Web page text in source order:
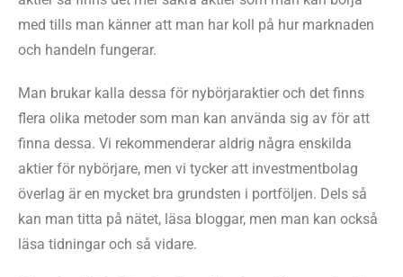
med tills man känner att man har koll på hur marknaden
och handeln fungerar.
Man brukar kalla dessa för nybörjaraktier och det finns
flera olika metoder som man kan använda sig av för att
finna dessa. Vi rekommenderar aldrig några enskilda
aktier för nybörjare, men vi tycker att investmentbolag
överlag är en mycket bra grundsten i portföljen. Dels så
kan man titta på nätet, läsa bloggar, men man kan också
läsa tidningar och så vidare.